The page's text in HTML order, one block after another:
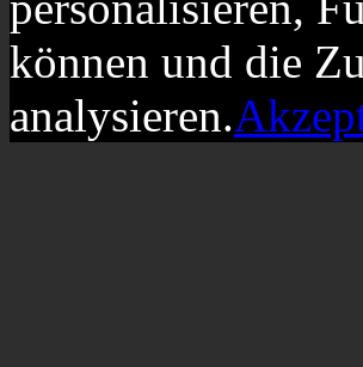
können und die
analysieren.